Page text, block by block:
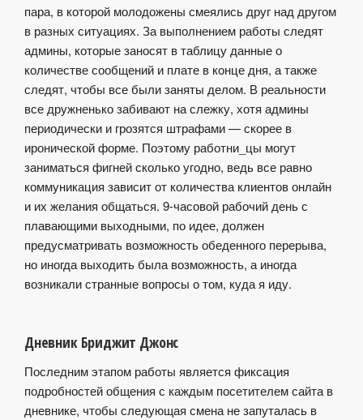
пара, в которой молодожены смеялись друг над другом
в разных ситуациях. За выполнением работы следят
админы, которые заносят в таблицу данные о
количестве сообщений и плате в конце дня, а также
следят, чтобы все были заняты делом. В реальности
все дружненько забивают на слежку, хотя админы
периодически и грозятся штрафами — скорее в
иронической форме. Поэтому работни_цы могут
заниматься фигней сколько угодно, ведь все равно
коммуникация зависит от количества клиентов онлайн
и их желания общаться. 9-часовой рабочий день с
плавающими выходными, по идее, должен
предусматривать возможность обеденного перерыва,
но иногда выходить была возможность, а иногда
возникали странные вопросы о том, куда я иду.
Дневник Бриджит Джонс
Последним этапом работы является фиксация
подробностей общения с каждым посетителем сайта в
дневнике, чтобы следующая смена не запуталась в